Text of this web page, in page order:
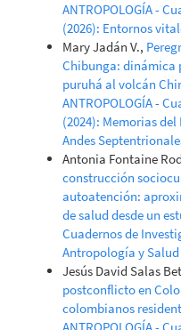
ANTROPOLOGÍA -
(2026): Entornos
Mary Jadán V.,
Chibunga: dinámica
puruhá al volcán
ANTROPOLOGÍA -
(2024): Memorias
Andes
Antonia Fontaine
construcción
autoatención:
de salud desde un
Cuadernos de
Antropología y Salud
Jesús David Salas
postconflicto en
colombianos
ANTROPOLOGÍA -